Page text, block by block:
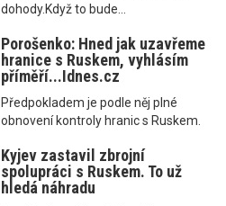
dohody.Když to bude...
Porošenko: Hned jak uzavřeme
hranice s Ruskem, vyhlásím
příměří...Idnes.cz
Předpokladem je podle něj plné
obnovení kontroly hranic s Ruskem.
Kyjev zastavil zbrojní
spolupráci s Ruskem. To už
hledá náhradu